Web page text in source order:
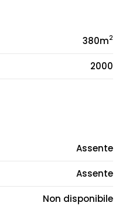
380m2
2000
Assente
Assente
Non disponibile